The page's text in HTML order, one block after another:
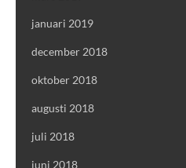
januari 2019
december 2018
oktober 2018
augusti 2018
juli 2018
juni 2018